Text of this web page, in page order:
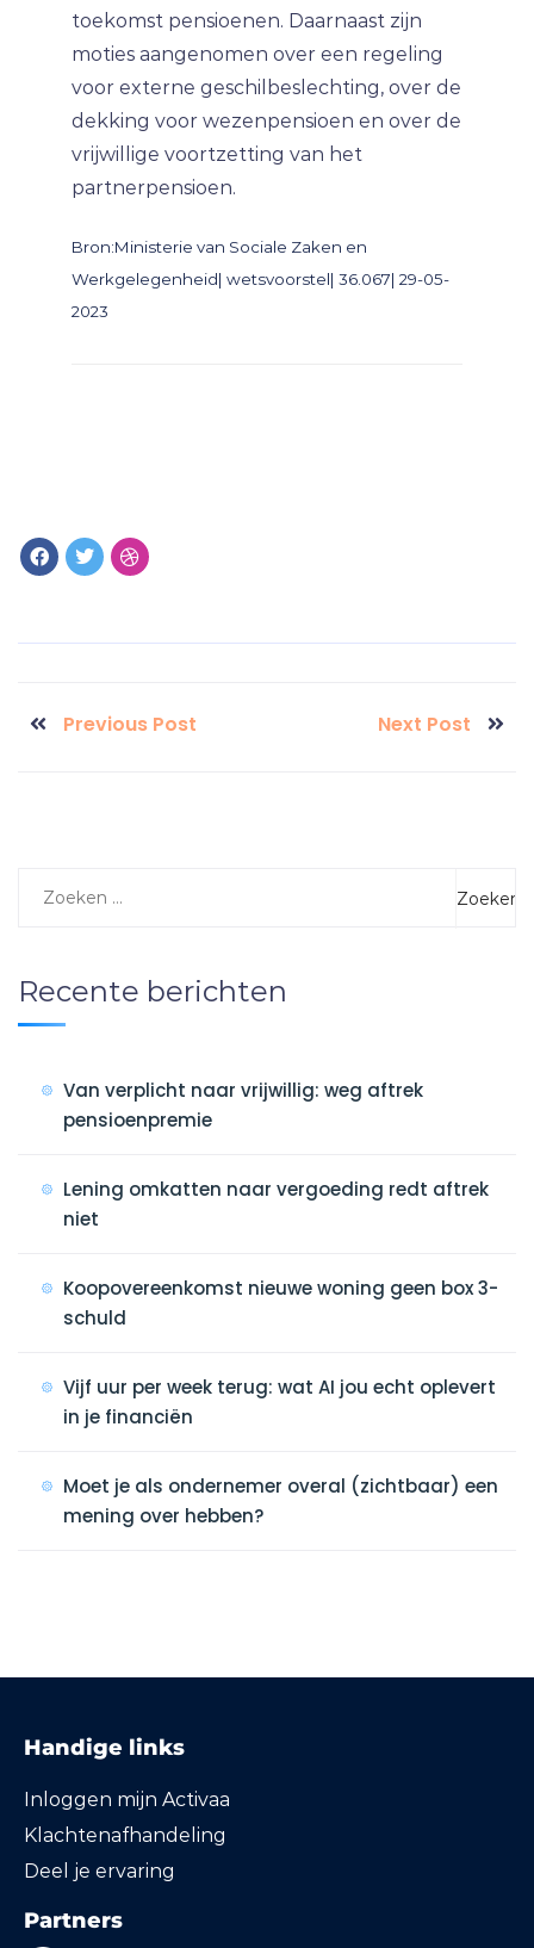
toekomst pensioenen. Daarnaast zijn
moties aangenomen over een regeling
voor externe geschilbeslechting, over de
dekking voor wezenpensioen en over de
vrijwillige voortzetting van het
partnerpensioen.
Bron:Ministerie van Sociale Zaken en
Werkgelegenheid| wetsvoorstel| 36.067| 29-05-
2023
Previous Post Next Post
Recente berichten
Van verplicht naar vrijwillig: weg aftrek
pensioenpremie
Lening omkatten naar vergoeding redt aftrek
niet
Koopovereenkomst nieuwe woning geen box 3-
schuld
Vijf uur per week terug: wat AI jou echt oplevert
in je financiën
Moet je als ondernemer overal (zichtbaar) een
mening over hebben?
Handige links
Inloggen mijn Activaa
Klachtenafhandeling
Deel je ervaring
Partners